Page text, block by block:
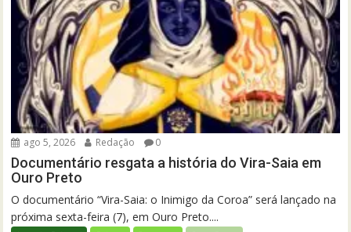
ago 5, 2026 Redação 0
Documentário resgata a história do Vira-Saia em
Ouro Preto
O documentário “Vira-Saia: o Inimigo da Coroa” será lançado na
próxima sexta-feira (7), em Ouro Preto....